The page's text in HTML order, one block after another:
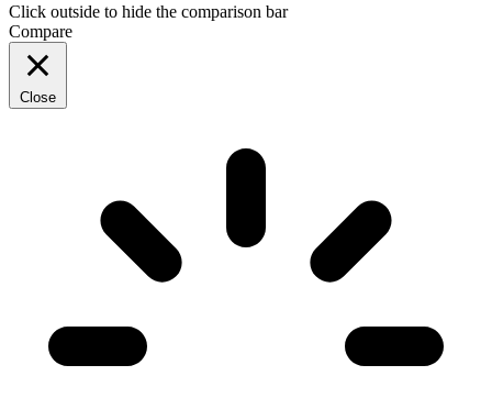
Click outside to hide the comparison bar
Compare
Close